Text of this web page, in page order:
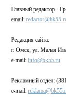
Главный редактор -
email:
Редакция сайта:
г. Омск, ул. Малая
e-mail: info@bk55.ru
Рекламный отдел:
e-mail: